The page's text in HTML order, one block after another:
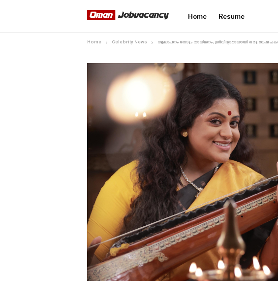
Home Resume
Home Celebrity News ആലാപനം തേടും തായ്‌മനം; ശ്രീവിദ്യാമായായി ഒരു വേഷ